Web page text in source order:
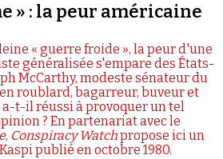
» : la peur américaine
« guerre froide », la peur d'une
généralisée s'empare des États-
McCarthy, modeste sénateur du
roublard, bagarreur, buveur et
a-t-il réussi à provoquer un tel
? En partenariat avec le
, Conspiracy Watchpropose ici un
publié en octobre 1980.